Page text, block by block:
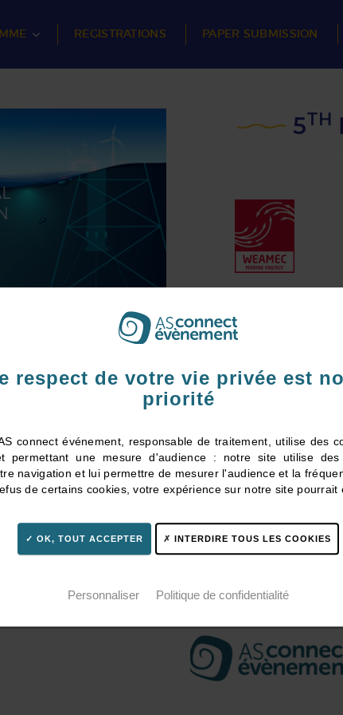
REGISTRATIONS PAPER SUBMISSION
5TH
CONTACT:
FOR SPONSORING,
AS connect évènement –
Tel. +33 (0)2 40 20 15 95
Email:
respect de votre vie privée est
priorité
connect événement, responsable de traitement, utilise des
permettant une mesure d'audience : notre site utilise des
navigation et lui permettre de mesurer l'audience et la
de certains cookies, votre expérience sur notre site pourrait
OK, TOUT ACCEPTER INTERDIRE TOUS LES COOKIES
Personnaliser Politique de confidentialité